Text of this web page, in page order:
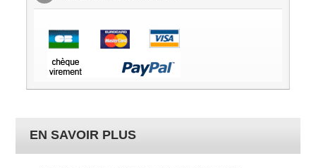
EN SAVOIR PLUS